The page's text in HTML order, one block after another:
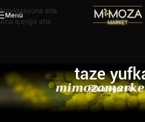
Navigasyona atla
Ana içeriğe atla
Menü
taze
Kategoriler
Ana Sayfa
Ürünler “taze yufka” olarak